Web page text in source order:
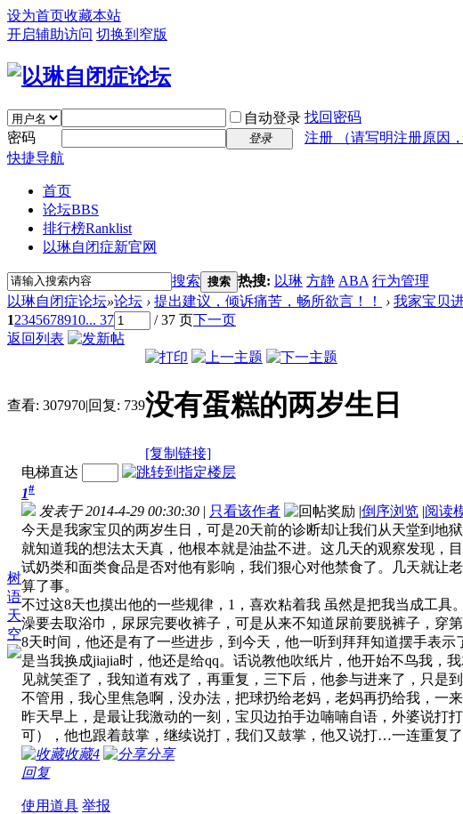
设为首页收藏本站
开启辅助访问 切换到窄版
自动登录 找回密码
密码
登录
注册 （请写明注册原因
快捷导航
首页
论坛BBS
排行榜Ranklist
以琳自闭症新官网
搜索 搜索 热搜: 以琳 方静 ABA 行为管理
以琳自闭症论坛»论坛 › 提出建议，倾诉痛苦，畅所欲言！！ › 我家宝贝
12345678910... 37 / 37 页下一页
返回列表
查看: 307970|回复: 739没有蛋糕的两岁生日
[复制链接]
树
语
天
空
电梯直达
1#
发表于 2014-4-29 00:30:30 | 只看该作者 |倒序浏览 |阅读
今天是我家宝贝的两岁生日，可是20天前的诊断却让我们从天堂到地
就知道我的想法太天真，他根本就是油盐不进。这几天的观察发现
试奶类和面类食品是否对他有影响，我们狠心对他禁食了。几天就让
算了事。
不过这8天也摸出他的一些规律，1，喜欢粘着我 虽然是把我当成工
澡要去取浴巾，尿尿完要收裤子，可是从来不知道尿前要脱裤子，穿
8天时间，他还是有了一些进步，到今天，他一听到拜拜知道摆手表
是当我换成jiajia时，他还是给qq。话说教他吹纸片，他开始不鸟我，
见就笑歪了，我知道有戏了，再重复，三下后，他参与进来了，只
不管用，我心里焦急啊，没办法，把球扔给老妈，老妈再扔给我，一
昨天早上，是最让我激动的一刻，宝贝边拍手边喃喃自语，外婆说打
可），他也跟着鼓掌，继续说打，我们又鼓掌，他又说打…一连重复
收藏4
分享
回复
使用道具 举报